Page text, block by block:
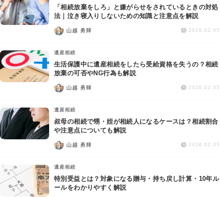
労働問題
債権回収
IT・ネット
資金調達
企業法務
「相続放棄をしろ」と嫌がらせをされているときの対処
法｜泣き寝入りしないための知識と注意点を解説
山越 勇輝 2026.02.05
遺産相続
生活保護中に遺産相続をしたら受給資格を失うの？相続
放棄の可否やNG行為も解説
山越 勇輝 2026.02.05
遺産相続
叔母の相続で甥・姪が相続人になるケースは？相続割合
や注意点についても解説
山越 勇輝 2026.02.05
遺産相続
特別受益とは？対象になる贈与・持ち戻し計算・10年ル
ールをわかりやすく解説